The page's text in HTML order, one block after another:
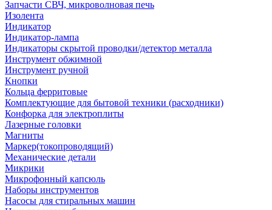
Запчасти СВЧ, микроволновая печь
Изолента
Индикатор
Индикатор-лампа
Индикаторы скрытой проводки/детектор металла
Инструмент обжимной
Инструмент ручной
Кнопки
Кольца ферритовые
Комплектующие для бытовой техники (расходники)
Конфорка для электроплиты
Лазерные головки
Магниты
Маркер(токопроводящий)
Механические детали
Микрики
Микрофонный капсюль
Наборы инструментов
Насосы для стиральных машин